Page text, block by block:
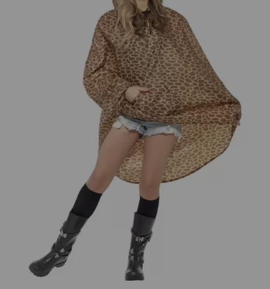
¡Adelante! Te estabamos esperando.
CREAR CUENTA